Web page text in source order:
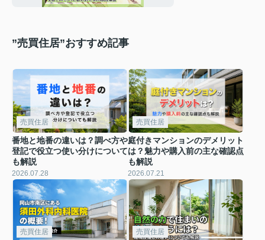
”売買住居”おすすめ記事
売買住居
番地と地番の違いは？調べ方や
登記で役立つ使い分けについて
も解説
2026.07.28
売買住居
庭付きマンションのデメリット
は？魅力や購入前の主な確認点
も解説
2026.07.21
売買住居 売買住居